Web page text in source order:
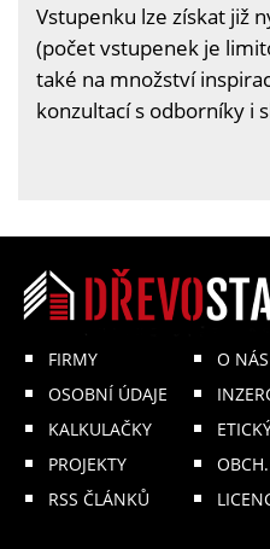
Vstupenku lze získat již
(počet vstupenek je
také na množství
konzultací s odborníky i
FIRMY
OSOBNÍ ÚDAJE
KALKULAČKY
PROJEKTY
RSS ČLÁNKŮ
O NÁS